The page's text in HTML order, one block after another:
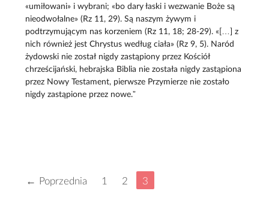
«umiłowani» i wybrani; «bo dary łaski i wezwanie Boże są
nieodwołalne» (Rz 11, 29). Są naszym żywym i
podtrzymującym nas korzeniem (Rz 11, 18; 28-29). «[…] z
nich również jest Chrystus według ciała» (Rz 9, 5). Naród
żydowski nie został nigdy zastąpiony przez Kościół
chrześcijański, hebrajska Biblia nie została nigdy zastąpiona
przez Nowy Testament, pierwsze Przymierze nie zostało
nigdy zastąpione przez nowe.”
← Poprzednia 1 2 3